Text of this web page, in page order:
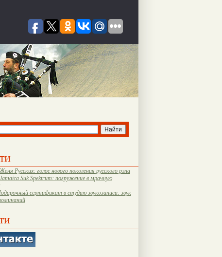
Женя Русских: голос нового поколения русского рэпа
Jamaica Suk Spektrum: погружение в мрачную
сертификат в студию звукозаписи: звук